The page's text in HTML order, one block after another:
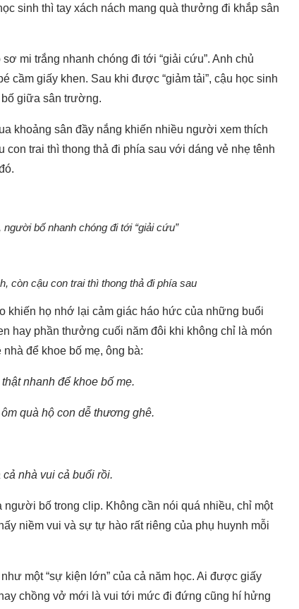
sinh thì tay xách nách mang quà thưởng đi khắp sân
mi trắng nhanh chóng đi tới “giải cứu”. Anh chủ
cầm giấy khen. Sau khi được “giảm tải”, cậu học sinh
giữa sân trường.
khoảng sân đầy nắng khiến nhiều người xem thích
trai thì thong thả đi phía sau với dáng vẻ nhẹ tênh
bố nhanh chóng đi tới “giải cứu”
còn cậu con trai thì thong thả đi phía sau
họ nhớ lại cảm giác háo hức của những buổi
hay phần thưởng cuối năm đôi khi không chỉ là món
nhà để khoe bố mẹ, ông bà:
nhanh để khoe bố mẹ.
quà hộ con dễ thương ghê.
nhà vui cả buổi rồi.
bố trong clip. Không cần nói quá nhiều, chỉ một
niềm vui và sự tự hào rất riêng của phụ huynh mỗi
một “sự kiện lớn” của cả năm học. Ai được giấy
chồng vở mới là vui tới mức đi đứng cũng hí hửng